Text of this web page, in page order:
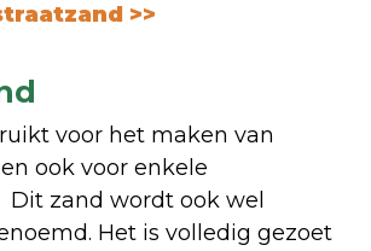
>>
voor het maken van
ook voor enkele
zand wordt ook wel
Het is volledig gezoet